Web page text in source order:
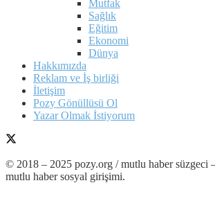
Mutfak
Sağlık
Eğitim
Ekonomi
Dünya
Hakkımızda
Reklam ve İş birliği
İletişim
Pozy Gönüllüsü Ol
Yazar Olmak İstiyorum
© 2018 – 2025 pozy.org / mutlu haber süzgeci
mutlu haber sosyal girişimi.